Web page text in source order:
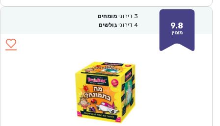
9.8
מצוין
3 דירוגי מומחים
4 דירוגי גולשים